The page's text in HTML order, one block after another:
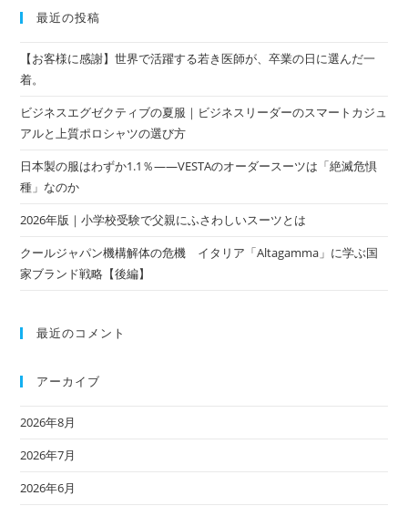
最近の投稿
【お客様に感謝】世界で活躍する若き医師が、卒業の日に選んだ一
着。
ビジネスエグゼクティブの夏服｜ビジネスリーダーのスマートカジュ
アルと上質ポロシャツの選び方
日本製の服はわずか1.1％——VESTAのオーダースーツは「絶滅危惧
種」なのか
2026年版｜小学校受験で父親にふさわしいスーツとは
クールジャパン機構解体の危機 イタリア「Altagamma」に学ぶ国
家ブランド戦略【後編】
最近のコメント
アーカイブ
2026年8月
2026年7月
2026年6月